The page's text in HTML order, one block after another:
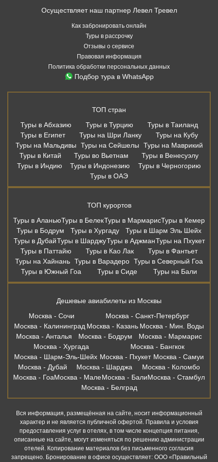
Осуществляет наш партнер Левел Тревел
Как забронировать онлайн
Туры в рассрочку
Отзывы о сервисе
Правовая информация
Политика обработки персональных данных
Подбор тура в WhatsApp
ТОП стран
Туры в Абхазию
Туры в Турцию
Туры в Таиланд
Туры в Египет
Туры на Шри Ланку
Туры на Кубу
Туры на Мальдивы
Туры на Сейшелы
Туры на Маврикий
Туры в Китай
Туры во Вьетнам
Туры в Венесуэлу
Туры в Индию
Туры в Индонезию
Туры в Черногорию
Туры в ОАЭ
ТОП курортов
Туры в АланьюТуры в БелекТуры в МармарисТуры в Кемер
Туры в Бодрум
Туры в Хургаду
Туры в Шарм Эль Шейх
Туры в ДубайТуры в ШарджуТуры в АджманТуры на Пхукет
Туры в Паттайю
Туры в Као Лак
Туры в Фантьет
Туры на Хайнань Туры в Варадеро Туры в Северный Гоа
Туры в Южный Гоа
Туры в Сиде Туры на Бали
Дешевые авиабилеты из Москвы
Москва - Сочи
Москва - Санкт-Петербург
Москва - Калининград Москва - Казань Москва - Мин. Воды
Москва - Анталья
Москва - Бодрум
Москва - Мармарис
Москва - Хургада
Москва - Бангкок
Москва - Шарм-Эль-Шейх Москва - Пхукет Москва - Самуи
Москва - Дубай
Москва - Шарджа
Москва - Коломбо
Москва - ГоаМосква - МалеМосква - БалиМосква - Стамбул
Москва - Белград
Вся информация, размещённая на сайте, носит информационный
характер и не является публичной офертой. Правила и условия
предоставления услуг в отелях, в том числе концепция питания,
описанные на сайте, могут изменяться по решению администрации
отелей. Копирование материалов без письменного согласия
запрещено. Бронирование в офисе осуществляет: ООО «Правильный